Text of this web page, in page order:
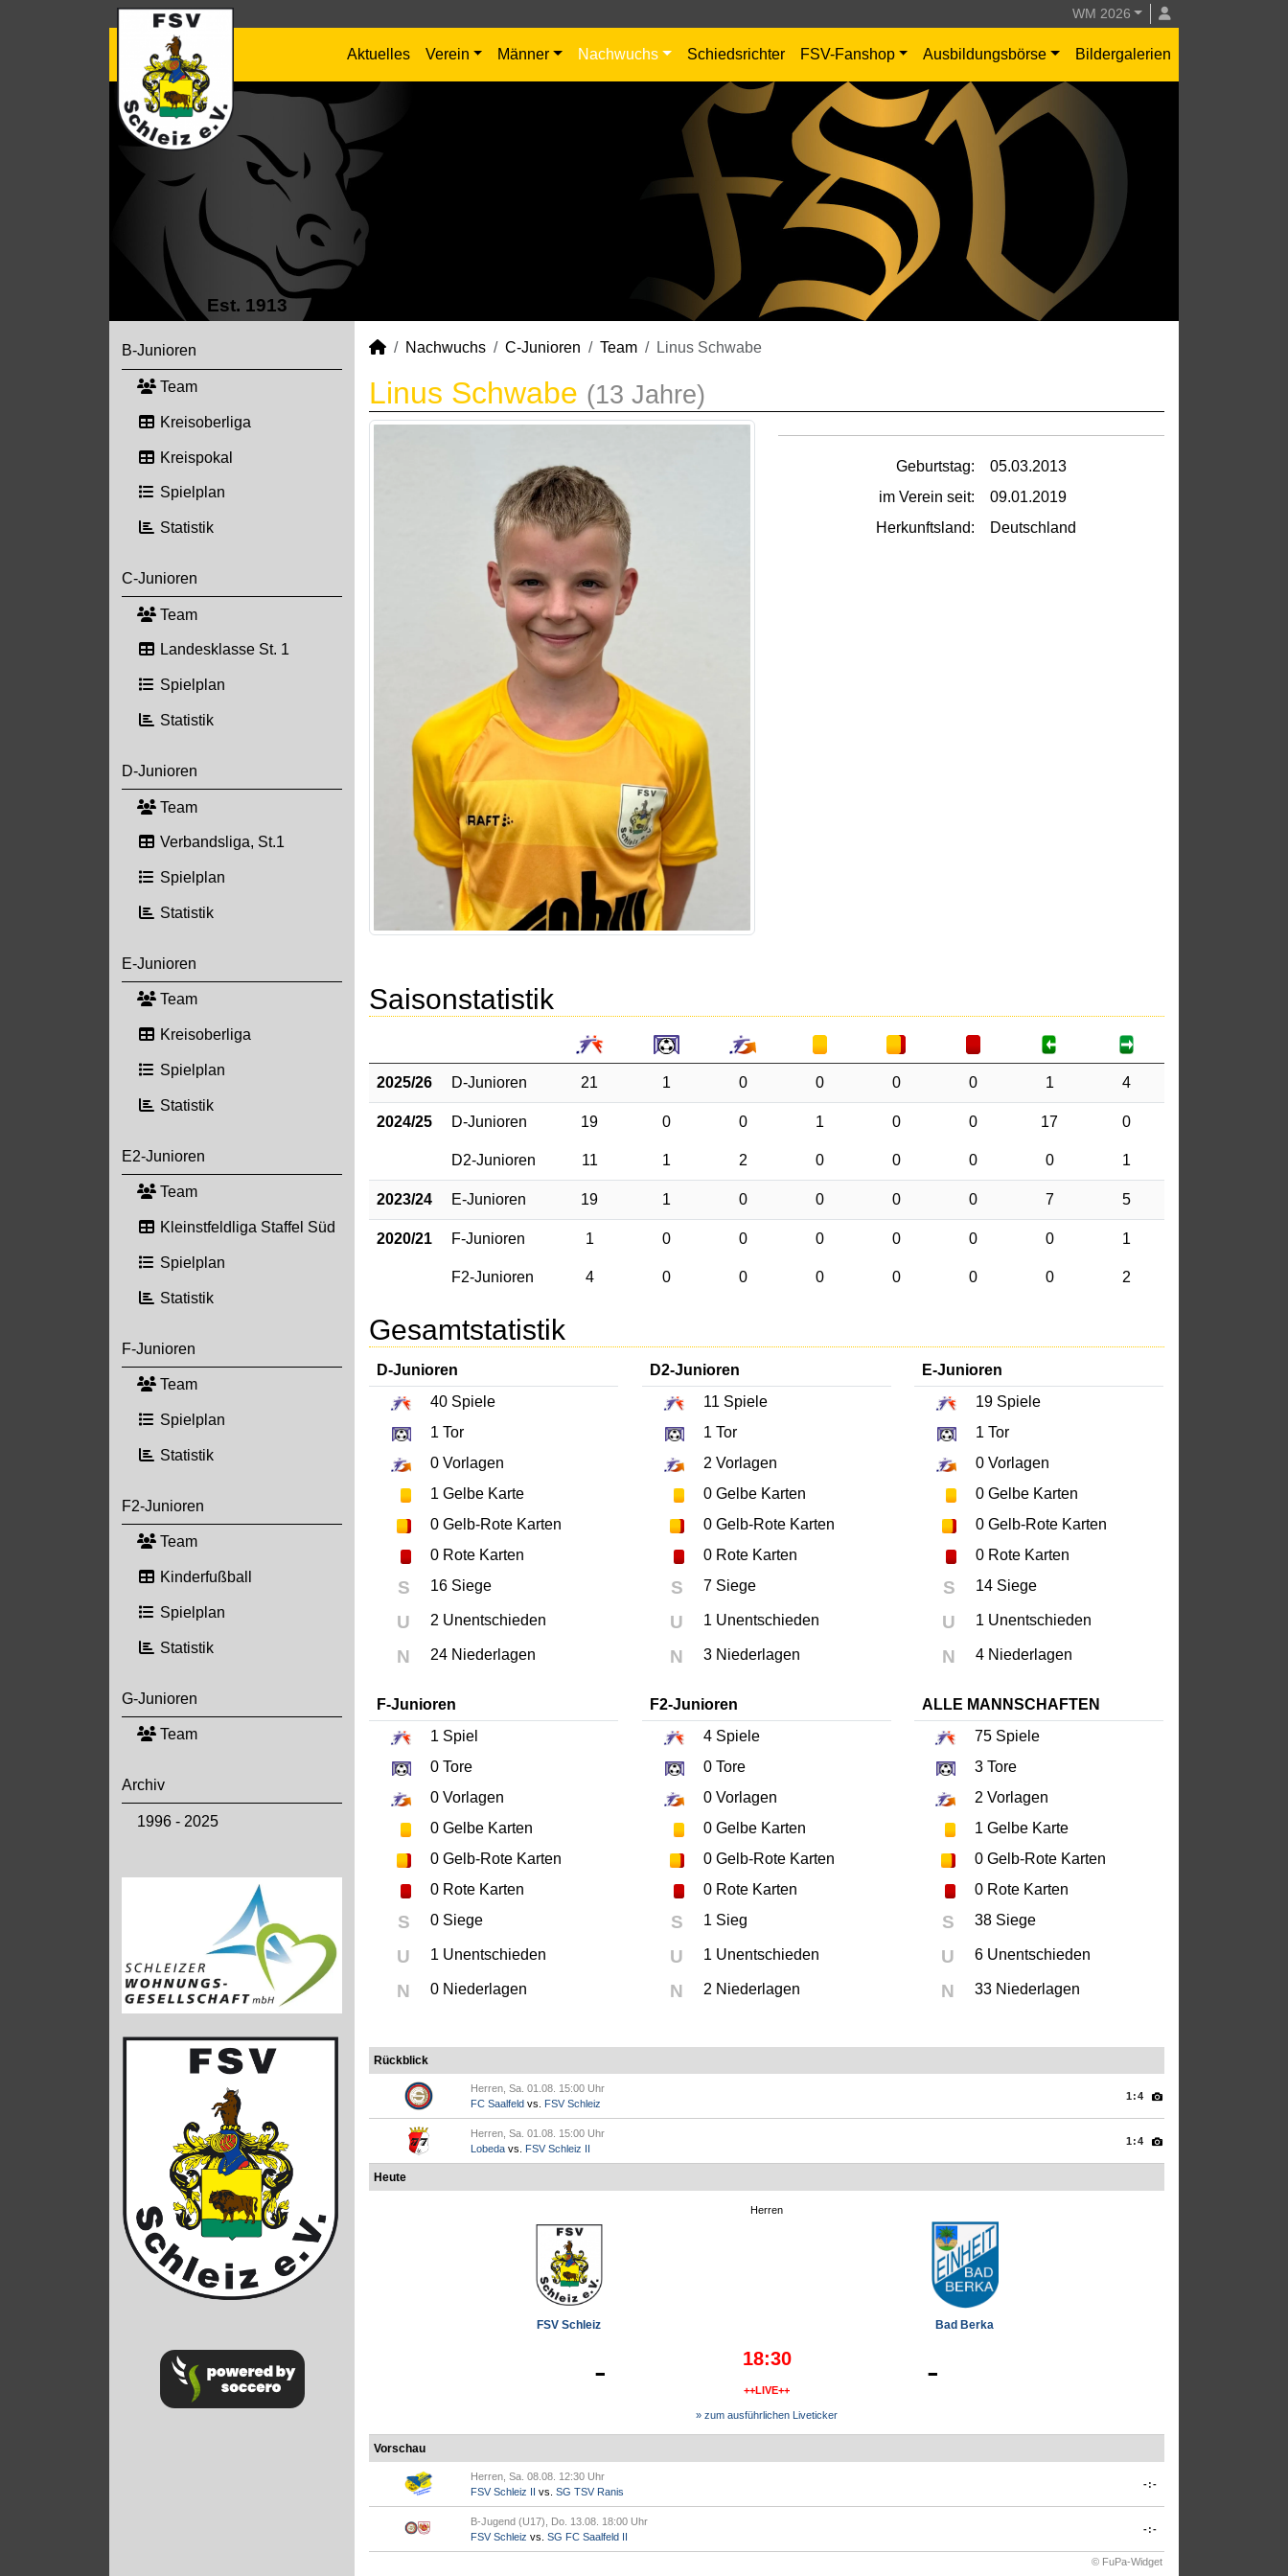
WM 2026
Aktuelles Verein Männer Nachwuchs Schiedsrichter FSV-Fanshop Ausbildungsbörse Bildergalerien
Est. 1913
B-Junioren
Team
Kreisoberliga
Kreispokal
Spielplan
Statistik
C-Junioren
Team
Landesklasse St. 1
Spielplan
Statistik
D-Junioren
Team
Verbandsliga, St.1
Spielplan
Statistik
E-Junioren
Team
Kreisoberliga
Spielplan
Statistik
E2-Junioren
Team
Kleinstfeldliga Staffel Süd
Spielplan
Statistik
F-Junioren
Team
Spielplan
Statistik
F2-Junioren
Team
Kinderfußball
Spielplan
Statistik
G-Junioren
Team
Archiv
1996 - 2025
Nachwuchs C-Junioren Team Linus Schwabe
Linus Schwabe (13 Jahre)
Geburtstag:
05.03.2013
im Verein seit:
09.01.2019
Herkunftsland:
Deutschland
Saisonstatistik
2025/26 D-Junioren 21 1 0 0 0 0 1 4
2024/25 D-Junioren 19 0 0 1 0 0 17 0
D2-Junioren 11 1 2 0 0 0 0 1
2023/24 E-Junioren 19 1 0 0 0 0 7 5
2020/21 F-Junioren 1 0 0 0 0 0 0 1
F2-Junioren 4 0 0 0 0 0 0 2
Gesamtstatistik
D-Junioren
40 Spiele
1 Tor
0 Vorlagen
1 Gelbe Karte
0 Gelb-Rote Karten
0 Rote Karten
S 16 Siege
U 2 Unentschieden
N 24 Niederlagen
D2-Junioren
11 Spiele
1 Tor
2 Vorlagen
0Gelbe Karten
0Gelb-Rote Karten
0Rote Karten
S 7 Siege
U 1 Unentschieden
N 3 Niederlagen
E-Junioren
19 Spiele
1 Tor
0 Vorlagen
0 Gelbe Karten
0 Gelb-Rote Karten
0 Rote Karten
S 14 Siege
U 1 Unentschieden
N 4 Niederlagen
F-Junioren
1 Spiel
0 Tore
0 Vorlagen
0 Gelbe Karten
0 Gelb-Rote Karten
0 Rote Karten
S 0 Siege
U 1 Unentschieden
N 0 Niederlagen
F2-Junioren
4Spiele
0Tore
0Vorlagen
0Gelbe Karten
0Gelb-Rote Karten
0Rote Karten
S 1 Sieg
U 1 Unentschieden
N 2 Niederlagen
ALLE MANNSCHAFTEN
75 Spiele
3 Tore
2 Vorlagen
1 Gelbe Karte
0 Gelb-Rote Karten
0 Rote Karten
S 38 Siege
U 6 Unentschieden
N 33 Niederlagen
Rückblick
Herren, Sa. 01.08. 15:00 Uhr
FC Saalfeld vs. FSV Schleiz
1:4
Herren, Sa. 01.08. 15:00 Uhr
Lobeda vs. FSV Schleiz II
1:4
Heute
Herren
FSV Schleiz Bad Berka
- 18:30
++LIVE++ -
» zum ausführlichen Liveticker
Vorschau
Herren, Sa. 08.08. 12:30 Uhr
FSV Schleiz II
vs. SG TSV Ranis
-:-
B-Jugend (U17), Do. 13.08. 18:00 Uhr
FSV Schleiz vs. SG FC Saalfeld II
-:-
© FuPa-Widget